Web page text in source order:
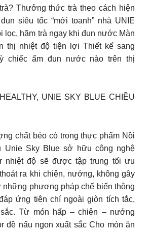
Thưởng thức trà theo cách hiện
siêu tốc “mới toanh” nhà UNIE
lọc, hãm trà ngay khi đun nước Màn
thị nhiệt độ tiện lợi Thiết kế sang
chiếc ấm đun nước nào trên thị
UNIE SKY BLUE CHIỀU
chất béo có trong thực phẩm Nồi
Unie Sky Blue sở hữu công nghệ
nhiệt độ sẽ được tập trung tối ưu
ra khi chiên, nướng, không gây
những phương pháp chế biến thông
ứng tiên chí ngoài giòn tích tắc,
Từ món hấp – chiên – nướng
đề nấu ngon xuất sắc Cho món ăn